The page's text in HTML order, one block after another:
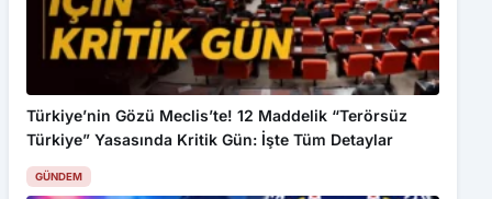
Türkiye’nin Gözü Meclis’te! 12 Maddelik “Terörsüz
Türkiye” Yasasında Kritik Gün: İşte Tüm Detaylar
GÜNDEM